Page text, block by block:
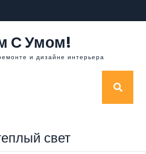
С Умом!
и дизайне интерьера
свет